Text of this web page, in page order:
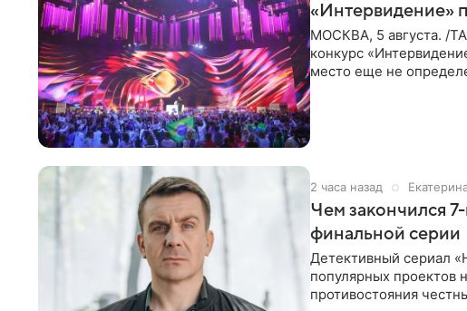
«Интервидение»
МОСКВА, 5 августа. /
конкурс
место еще не
2 часа назад
Чем закончился
финальной серии
Детективный сериал
популярных проектов
противостояния